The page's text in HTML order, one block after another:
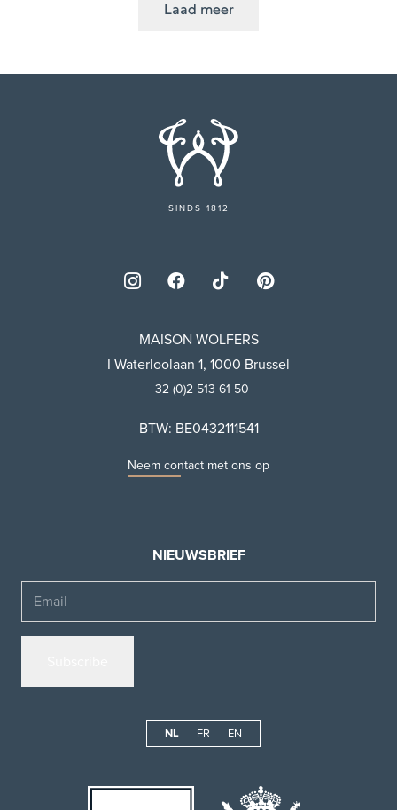
Laad meer
SINDS 1812
MAISON WOLFERS
I Waterloolaan 1, 1000 Brussel
+32 (0)2 513 61 50
BTW: BE0432111541
Neem contact met ons op
NIEUWSBRIEF
NL FR EN